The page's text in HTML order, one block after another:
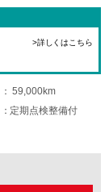
>詳しくはこちら
59,000km
定期点検整備付